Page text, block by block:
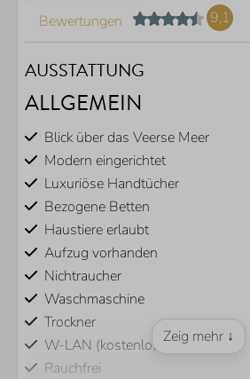
Bewertungen 9,1
AUSSTATTUNG
ALLGEMEIN
Blick über das Veerse Meer
Modern eingerichtet
Luxuriöse Handtücher
Bezogene Betten
Haustiere erlaubt
Aufzug vorhanden
Nichtraucher
Waschmaschine
Trockner
W-LAN (kostenlos)
Rauchfrei
Zeig mehr ↓